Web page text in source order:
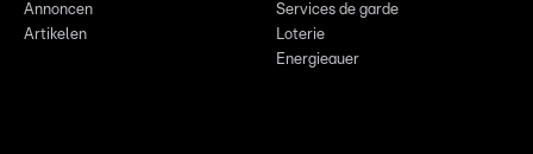
Annoncen
Artikelen
Services de garde
Loterie
Energieauer